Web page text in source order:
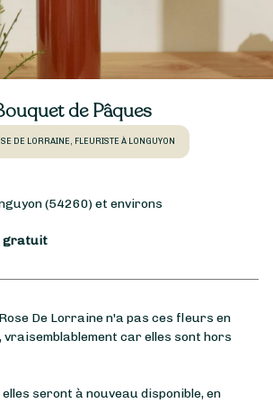
de Pâques
DE LORRAINE, FLEURISTE À LONGUYON
(54260) et environs
gratuit
De Lorraine n'a pas ces fleurs en
car elles sont hors
seront à nouveau disponible, en